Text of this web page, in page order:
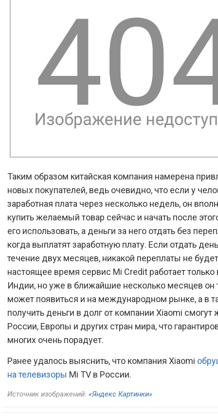
Таким образом китайская компания намерена
новых покупателей, ведь очевидно, что если у
заработная плата через несколько недель, он
купить желаемый товар сейчас и начать после
его использовать, а деньги за него отдать без
когда выплатят заработную плату. Если отдать
течение двух месяцев, никакой переплаты не
настоящее время сервис Mi Credit работает только
Индии, но уже в ближайшие несколько месяцев он
может появиться и на международном рынке, а в
получить деньги в долг от компании Xiaomi смогут
России, Европы и других стран мира, что
многих очень порадует.
Ранее удалось выяснить, что компания Xiaomi
на телевизоры Mi TV в России.
Источник изображений: «Яндекс Картинки»